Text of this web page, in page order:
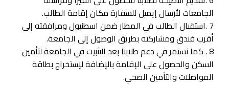
الجامعات لأرسال إيميل للسفارة مكان إقامة الطالب.
7 .استقبال الطالب في المطار ضمن اسطنبول ومرافقته إلى
أقرب فندق ومشاركته بطريق الوصول إلى الجامعة.
8 . كما نستمر في دعم طلابنا بعد التثبيت في الجامعة لتأمين
السكن والحصول على الإقامة بالإضافة لإستخراج بطاقة
المواصلات والتأمين الصحي.